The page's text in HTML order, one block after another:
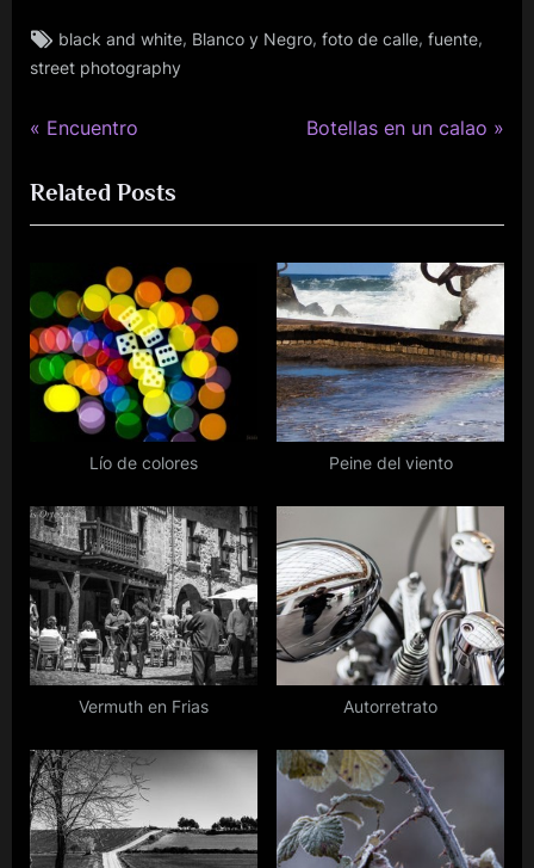
Etiquetas:
black and white, Blanco y Negro,foto de calle,fuente,
street photography
Navegación
de
entradas
P
e
v
o
u
s
P
:
Encuentro
N
t
P
o
s
t
:
Botellas en un calao
Related Posts
Lío de colores Peine del viento
Vermuth en Frias Autorretrato